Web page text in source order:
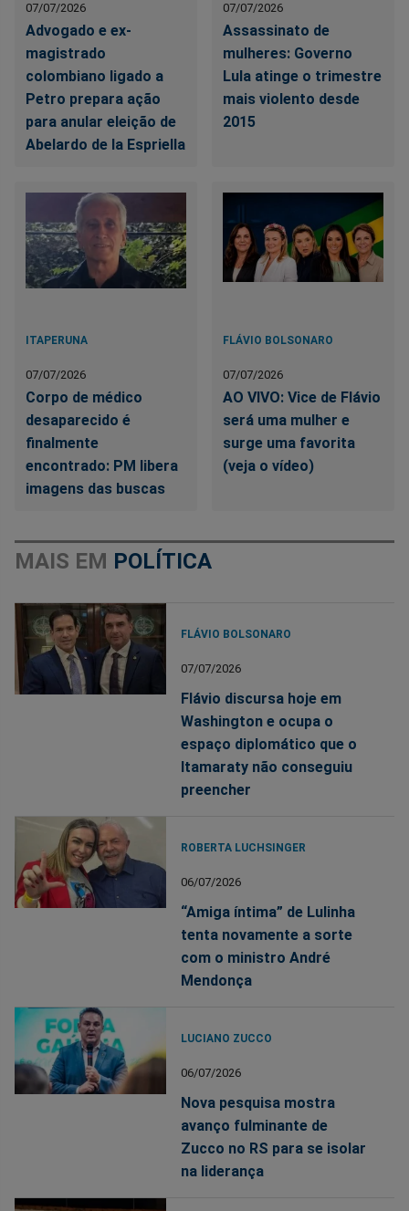
07/07/2026
Advogado e ex-
magistrado
colombiano ligado a
Petro prepara ação
para anular eleição de
Abelardo de la Espriella
07/07/2026
Assassinato de
mulheres: Governo
Lula atinge o trimestre
mais violento desde
2015
ITAPERUNA
07/07/2026
Corpo de médico
desaparecido é
finalmente
encontrado: PM libera
imagens das buscas
FLÁVIO BOLSONARO
07/07/2026
AO VIVO: Vice de Flávio
será uma mulher e
surge uma favorita
(veja o vídeo)
MAIS EM POLÍTICA
FLÁVIO BOLSONARO
07/07/2026
Flávio discursa hoje em
Washington e ocupa o
espaço diplomático que o
Itamaraty não conseguiu
preencher
ROBERTA LUCHSINGER
06/07/2026
“Amiga íntima” de Lulinha
tenta novamente a sorte
com o ministro André
Mendonça
LUCIANO ZUCCO
06/07/2026
Nova pesquisa mostra
avanço fulminante de
Zucco no RS para se isolar
na liderança